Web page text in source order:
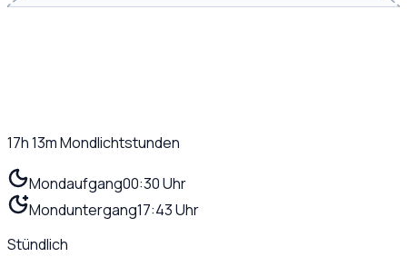
17h 13mMondlichtstunden
Mondaufgang00:30 Uhr
Monduntergang17:43 Uhr
Stündlich